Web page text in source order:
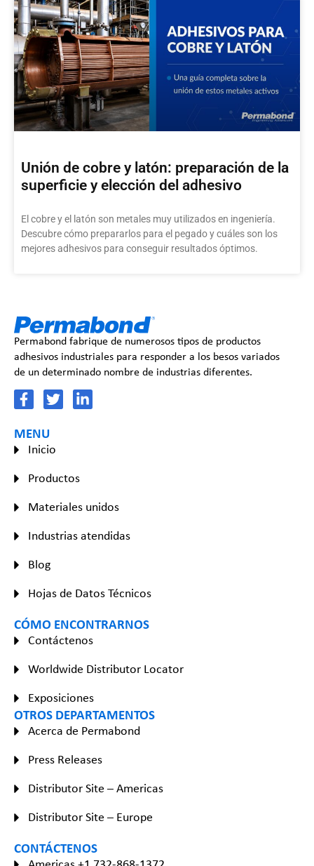
Unión de cobre y latón: preparación de la
superficie y elección del adhesivo
El cobre y el latón son metales muy utilizados en ingeniería.
Descubre cómo prepararlos para el pegado y cuáles son los
mejores adhesivos para conseguir resultados óptimos.
Permabond fabrique de numerosos tipos de productos
adhesivos industriales para responder a los besos variados
de un determinado nombre de industrias diferentes.
MENU
Inicio
Productos
Materiales unidos
Industrias atendidas
Blog
Hojas de Datos Técnicos
CÓMO ENCONTRARNOS
Contáctenos
Worldwide Distributor Locator
Exposiciones
OTROS DEPARTAMENTOS
Acerca de Permabond
Press Releases
Distributor Site – Americas
Distributor Site – Europe
CONTÁCTENOS